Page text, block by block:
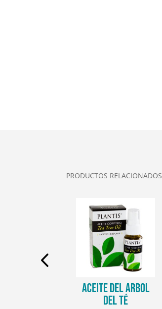
PRODUCTOS RELACIONADOS
ACEITE DEL ARBOL
DEL TÉ